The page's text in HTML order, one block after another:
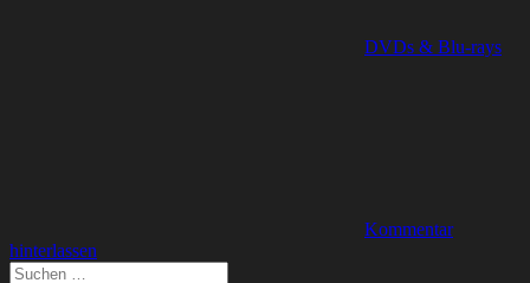
DVDs & Blu-rays
Kommentar
hinterlassen
Suchen